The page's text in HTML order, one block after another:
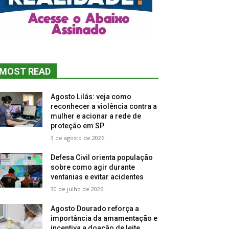
READ
Agosto Lilás: veja como
reconhecer a violência contra a
mulher e acionar a rede de
proteção em SP
3 de agosto de 2026
Defesa Civil orienta população
sobre como agir durante
ventanias e evitar acidentes
30 de julho de 2026
Agosto Dourado reforça a
importância da amamentação e